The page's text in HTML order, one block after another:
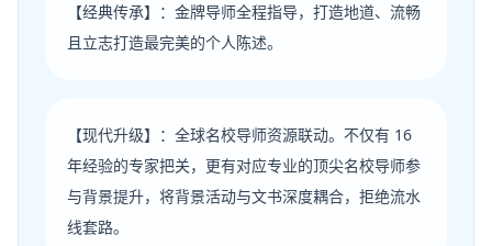
【经典传承】：金牌导师全程指导，打造地道、流畅
且立志打造最完美的个人陈述。
【现代升级】：全球名校导师资源联动。不仅有 16
年经验的专家把关，更有对应专业的顶尖名校导师参
与背景提升，将背景活动与文书深度耦合，拒绝流水
线套路。